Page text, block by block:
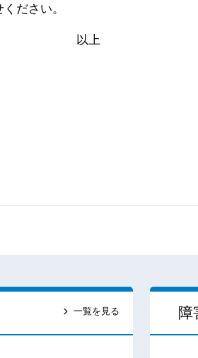
ださい。
一覧を見る 障